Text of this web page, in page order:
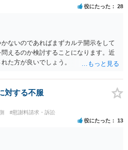
役にたった 28
ないのであればまずカルテ開示をして
えるのか検討することになります。近
た方が良いでしょう。
対する不服
#慰謝料請求・訴訟
役にたった 13